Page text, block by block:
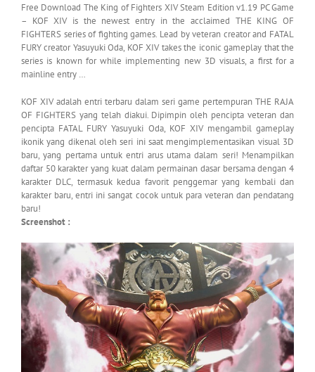
Free Download The King of Fighters XIV Steam Edition v1.19 PC Game
– KOF XIV is the newest entry in the acclaimed THE KING OF
FIGHTERS series of fighting games. Lead by veteran creator and FATAL
FURY creator Yasuyuki Oda, KOF XIV takes the iconic gameplay that the
series is known for while implementing new 3D visuals, a first for a
mainline entry …
KOF XIV adalah entri terbaru dalam seri game pertempuran THE RAJA
OF FIGHTERS yang telah diakui. Dipimpin oleh pencipta veteran dan
pencipta FATAL FURY Yasuyuki Oda, KOF XIV mengambil gameplay
ikonik yang dikenal oleh seri ini saat mengimplementasikan visual 3D
baru, yang pertama untuk entri arus utama dalam seri! Menampilkan
daftar 50 karakter yang kuat dalam permainan dasar bersama dengan 4
karakter DLC, termasuk kedua favorit penggemar yang kembali dan
karakter baru, entri ini sangat cocok untuk para veteran dan pendatang
baru!
Screenshot :